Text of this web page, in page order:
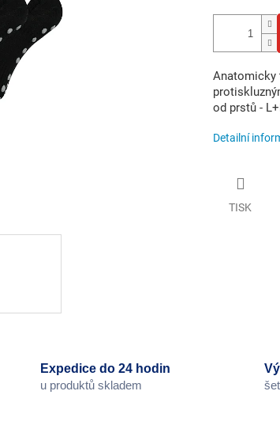
Anatomicky
od prstů -
Detailní
TISK
Expedice do 24 hodin
u produktů skladem